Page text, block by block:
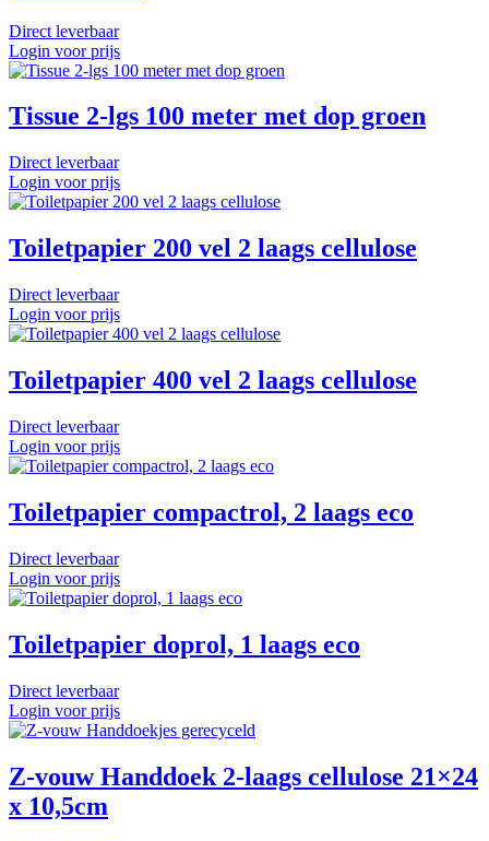
Direct leverbaar
Login voor prijs
Tissue 2-lgs 100 meter met dop groen
Direct leverbaar
Login voor prijs
Toiletpapier 200 vel 2 laags cellulose
Direct leverbaar
Login voor prijs
Toiletpapier 400 vel 2 laags cellulose
Direct leverbaar
Login voor prijs
Toiletpapier compactrol, 2 laags eco
Direct leverbaar
Login voor prijs
Toiletpapier doprol, 1 laags eco
Direct leverbaar
Login voor prijs
Z-vouw Handdoek 2-laags cellulose 21×24
x 10,5cm